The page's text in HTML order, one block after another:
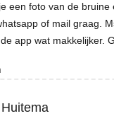
een foto van de bruine
of mail graag.
app wat makkelijker.